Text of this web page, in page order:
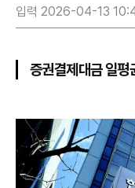
입력 2026-04-13
증권결제대금 일